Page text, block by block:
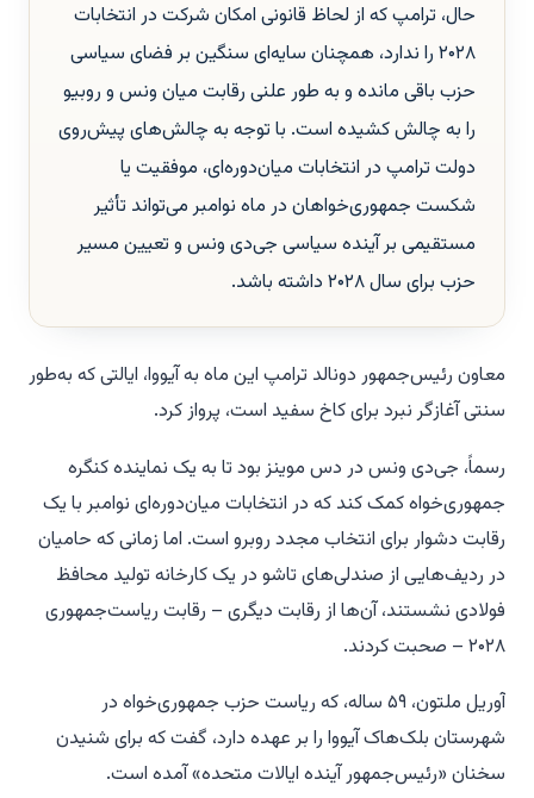
حال، ترامپ که از لحاظ قانونی امکان شرکت در انتخابات
۲۰۲۸ را ندارد، همچنان سایه‌ای سنگین بر فضای سیاسی
حزب باقی مانده و به طور علنی رقابت میان ونس و روبیو
را به چالش کشیده است. با توجه به چالش‌های پیش‌روی
دولت ترامپ در انتخابات میان‌دوره‌ای، موفقیت یا
شکست جمهوری‌خواهان در ماه نوامبر می‌تواند تأثیر
مستقیمی بر آینده سیاسی جی‌دی ونس و تعیین مسیر
حزب برای سال ۲۰۲۸ داشته باشد.
معاون رئیس‌جمهور دونالد ترامپ این ماه به آیووا، ایالتی که به‌طور
سنتی آغازگر نبرد برای کاخ سفید است، پرواز کرد.
رسماً، جی‌دی ونس در دس موینز بود تا به یک نماینده کنگره
جمهوری‌خواه کمک کند که در انتخابات میان‌دوره‌ای نوامبر با یک
رقابت دشوار برای انتخاب مجدد روبرو است. اما زمانی که حامیان
در ردیف‌هایی از صندلی‌های تاشو در یک کارخانه تولید محافظ
فولادی نشستند، آن‌ها از رقابت دیگری – رقابت ریاست‌جمهوری
۲۰۲۸ – صحبت کردند.
آوریل ملتون، ۵۹ ساله، که ریاست حزب جمهوری‌خواه در
شهرستان بلک‌هاک آیووا را بر عهده دارد، گفت که برای شنیدن
سخنان «رئیس‌جمهور آینده ایالات متحده» آمده است.